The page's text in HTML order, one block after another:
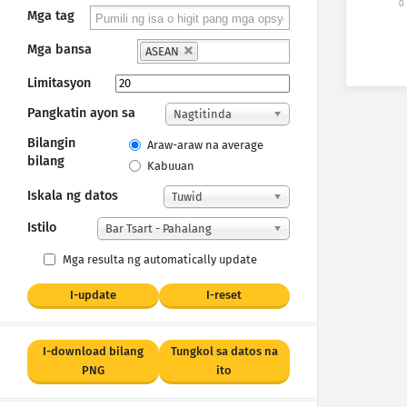
Mga tag
Mga bansa ASEAN
Limitasyon
Pangkatin ayon sa
Nagtitinda
Bilangin
bilang
Araw-araw na average
Kabuuan
Iskala ng datos Tuwid
Istilo Bar Tsart - Pahalang
Mga resulta ng automatically update
I-update I-reset
I-download bilang
PNG
Tungkol sa datos na
ito
0